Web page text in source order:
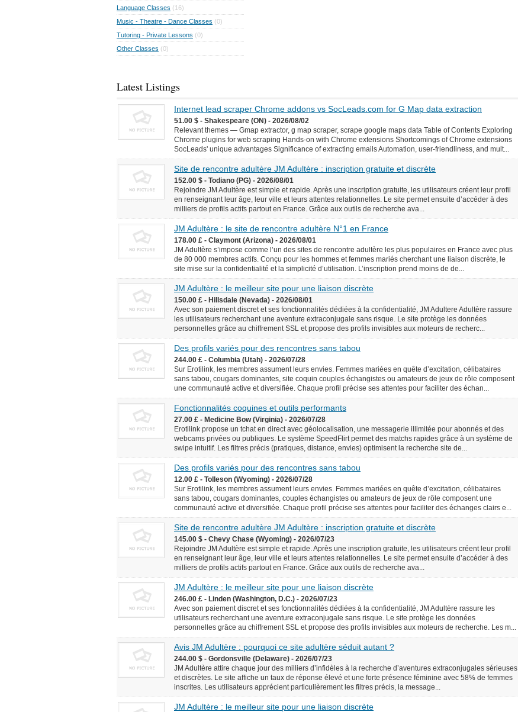
Language Classes (16)
Music - Theatre - Dance Classes (0)
Tutoring - Private Lessons (0)
Other Classes (0)
Latest Listings
Internet lead scraper Chrome addons vs SocLeads.com for G Map data extraction
51.00 $ - Shakespeare (ON) - 2026/08/02
Relevant themes — Gmap extractor, g map scraper, scrape google maps data Table of Contents Exploring
Chrome plugins for web scraping Hands-on with Chrome extensions Shortcomings of Chrome extensions
SocLeads' unique advantages Significance of extracting emails Automation, user-friendliness, and mult...
Site de rencontre adultère JM Adultère : inscription gratuite et discrète
152.00 $ - Todiano (PG) - 2026/08/01
Rejoindre JM Adultère est simple et rapide. Après une inscription gratuite, les utilisateurs créent leur profil
en renseignant leur âge, leur ville et leurs attentes relationnelles. Le site permet ensuite d’accéder à des
milliers de profils actifs partout en France. Grâce aux outils de recherche ava...
JM Adultère : le site de rencontre adultère N°1 en France
178.00 £ - Claymont (Arizona) - 2026/08/01
JM Adultère s’impose comme l’un des sites de rencontre adultère les plus populaires en France avec plus
de 80 000 membres actifs. Conçu pour les hommes et femmes mariés cherchant une liaison discrète, le
site mise sur la confidentialité et la simplicité d’utilisation. L’inscription prend moins de de...
JM Adultère : le meilleur site pour une liaison discrète
150.00 £ - Hillsdale (Nevada) - 2026/08/01
Avec son paiement discret et ses fonctionnalités dédiées à la confidentialité, JM Adultere Adultère rassure
les utilisateurs recherchant une aventure extraconjugale sans risque. Le site protège les données
personnelles grâce au chiffrement SSL et propose des profils invisibles aux moteurs de recherc...
Des profils variés pour des rencontres sans tabou
244.00 £ - Columbia (Utah) - 2026/07/28
Sur Erotilink, les membres assument leurs envies. Femmes mariées en quête d’excitation, célibataires
sans tabou, cougars dominantes, site coquin couples échangistes ou amateurs de jeux de rôle composent
une communauté active et diversifiée. Chaque profil précise ses attentes pour faciliter des échan...
Fonctionnalités coquines et outils performants
27.00 £ - Medicine Bow (Virginia) - 2026/07/28
Erotilink propose un tchat en direct avec géolocalisation, une messagerie illimitée pour abonnés et des
webcams privées ou publiques. Le système SpeedFlirt permet des matchs rapides grâce à un système de
swipe intuitif. Les filtres précis (pratiques, distance, envies) optimisent la recherche site de...
Des profils variés pour des rencontres sans tabou
12.00 £ - Tolleson (Wyoming) - 2026/07/28
Sur Erotilink, les membres assument leurs envies. Femmes mariées en quête d’excitation, célibataires
sans tabou, cougars dominantes, couples échangistes ou amateurs de jeux de rôle composent une
communauté active et diversifiée. Chaque profil précise ses attentes pour faciliter des échanges clairs e...
Site de rencontre adultère JM Adultère : inscription gratuite et discrète
145.00 $ - Chevy Chase (Wyoming) - 2026/07/23
Rejoindre JM Adultère est simple et rapide. Après une inscription gratuite, les utilisateurs créent leur profil
en renseignant leur âge, leur ville et leurs attentes relationnelles. Le site permet ensuite d’accéder à des
milliers de profils actifs partout en France. Grâce aux outils de recherche ava...
JM Adultère : le meilleur site pour une liaison discrète
246.00 £ - Linden (Washington, D.C.) - 2026/07/23
Avec son paiement discret et ses fonctionnalités dédiées à la confidentialité, JM Adultère rassure les
utilisateurs recherchant une aventure extraconjugale sans risque. Le site protège les données
personnelles grâce au chiffrement SSL et propose des profils invisibles aux moteurs de recherche. Les m...
Avis JM Adultère : pourquoi ce site adultère séduit autant ?
244.00 $ - Gordonsville (Delaware) - 2026/07/23
JM Adultère attire chaque jour des milliers d’infidèles à la recherche d’aventures extraconjugales sérieuses
et discrètes. Le site affiche un taux de réponse élevé et une forte présence féminine avec 58% de femmes
inscrites. Les utilisateurs apprécient particulièrement les filtres précis, la message...
JM Adultère : le meilleur site pour une liaison discrète